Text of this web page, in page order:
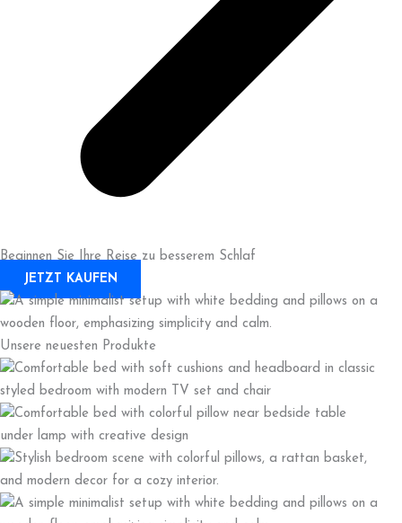
Beginnen Sie Ihre Reise zu besserem Schlaf
JETZT KAUFEN
Unsere neuesten Produkte